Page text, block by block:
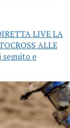
LIVE LA
ALLE
seguito e